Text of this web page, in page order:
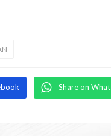
Share on